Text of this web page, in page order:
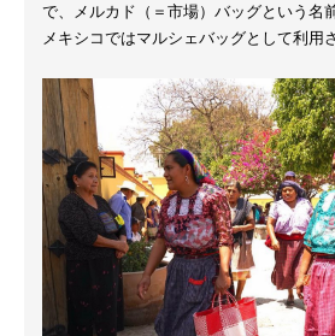
で、メルカド（＝市場）バッグという名
メキシコではマルシェバッグとして利用